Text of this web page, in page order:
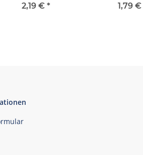
2,19 € *
1,79 €